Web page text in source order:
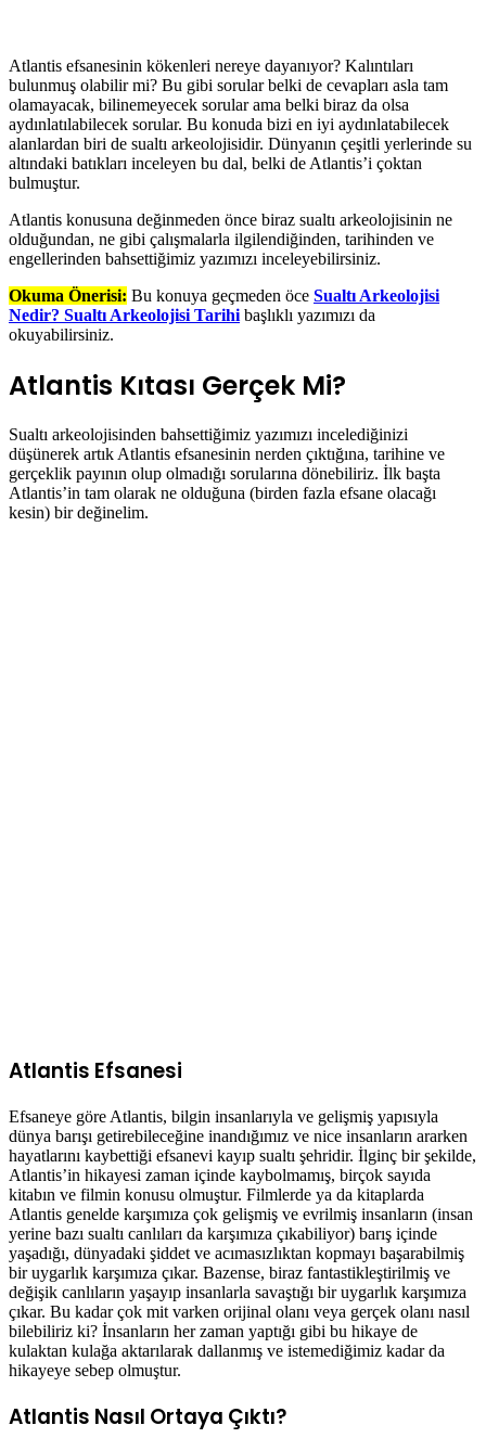
Atlantis efsanesinin kökenleri nereye dayanıyor? Kalıntıları
bulunmuş olabilir mi? Bu gibi sorular belki de cevapları asla tam
olamayacak, bilinemeyecek sorular ama belki biraz da olsa
aydınlatılabilecek sorular. Bu konuda bizi en iyi aydınlatabilecek
alanlardan biri de sualtı arkeolojisidir. Dünyanın çeşitli yerlerinde su
altındaki batıkları inceleyen bu dal, belki de Atlantis’i çoktan
bulmuştur.
Atlantis konusuna değinmeden önce biraz sualtı arkeolojisinin ne
olduğundan, ne gibi çalışmalarla ilgilendiğinden, tarihinden ve
engellerinden bahsettiğimiz yazımızı inceleyebilirsiniz.
Okuma Önerisi: Bu konuya geçmeden öce Sualtı Arkeolojisi
Nedir? Sualtı Arkeolojisi Tarihi başlıklı yazımızı da
okuyabilirsiniz.
Atlantis Kıtası Gerçek Mi?
Sualtı arkeolojisinden bahsettiğimiz yazımızı incelediğinizi
düşünerek artık Atlantis efsanesinin nerden çıktığına, tarihine ve
gerçeklik payının olup olmadığı sorularına dönebiliriz. İlk başta
Atlantis’in tam olarak ne olduğuna (birden fazla efsane olacağı
kesin) bir değinelim.
Atlantis Efsanesi
Efsaneye göre Atlantis, bilgin insanlarıyla ve gelişmiş yapısıyla
dünya barışı getirebileceğine inandığımız ve nice insanların ararken
hayatlarını kaybettiği efsanevi kayıp sualtı şehridir. İlginç bir şekilde,
Atlantis’in hikayesi zaman içinde kaybolmamış, birçok sayıda
kitabın ve filmin konusu olmuştur. Filmlerde ya da kitaplarda
Atlantis genelde karşımıza çok gelişmiş ve evrilmiş insanların (insan
yerine bazı sualtı canlıları da karşımıza çıkabiliyor) barış içinde
yaşadığı, dünyadaki şiddet ve acımasızlıktan kopmayı başarabilmiş
bir uygarlık karşımıza çıkar. Bazense, biraz fantastikleştirilmiş ve
değişik canlıların yaşayıp insanlarla savaştığı bir uygarlık karşımıza
çıkar. Bu kadar çok mit varken orijinal olanı veya gerçek olanı nasıl
bilebiliriz ki? İnsanların her zaman yaptığı gibi bu hikaye de
kulaktan kulağa aktarılarak dallanmış ve istemediğimiz kadar da
hikayeye sebep olmuştur.
Atlantis Nasıl Ortaya Çıktı?